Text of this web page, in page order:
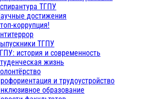
ТГПУ
достижения
коррупция!
ТГПУ
история и современность
жизнь
и трудоустройство
образование